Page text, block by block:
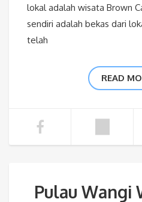
lokal adalah wisata Brown
sendiri adalah bekas dari
telah
READ
Pulau Wangi